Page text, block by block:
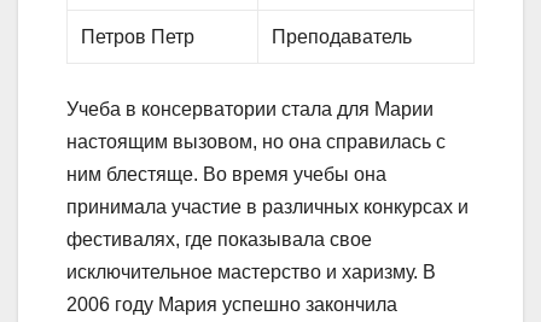
Петров Петр Преподаватель
Учеба в консерватории стала для Марии
настоящим вызовом, но она справилась с
ним блестяще. Во время учебы она
принимала участие в различных конкурсах и
фестивалях, где показывала свое
исключительное мастерство и харизму. В
2006 году Мария успешно закончила